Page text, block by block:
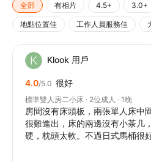
全部 有相片 4.5+ 3.0+
地點位置佳 工作人員服務佳
Klook 用戶
4.0/5.0 很好
標準雙人房二小床 · 2位成人 · 1晚
房間沒有床頭板，兩張單人床中
很難進出，床的兩邊沒有小茶几
硬，枕頭太軟。不過日式馬桶很